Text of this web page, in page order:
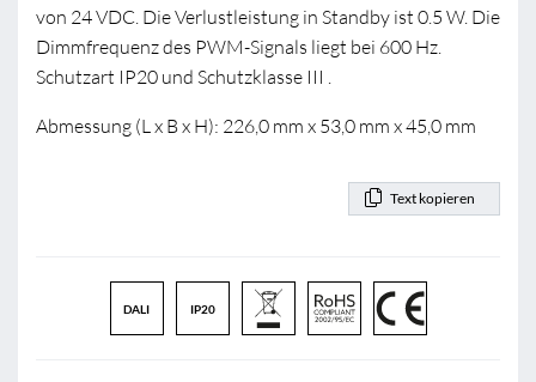
von 24 VDC. Die Verlustleistung in Standby ist 0.5 W. Die
Dimmfrequenz des PWM-Signals liegt bei 600 Hz.
Schutzart IP20 und Schutzklasse III .
Abmessung (L x B x H): 226,0 mm x 53,0 mm x 45,0 mm
Text kopieren
DALI IP20